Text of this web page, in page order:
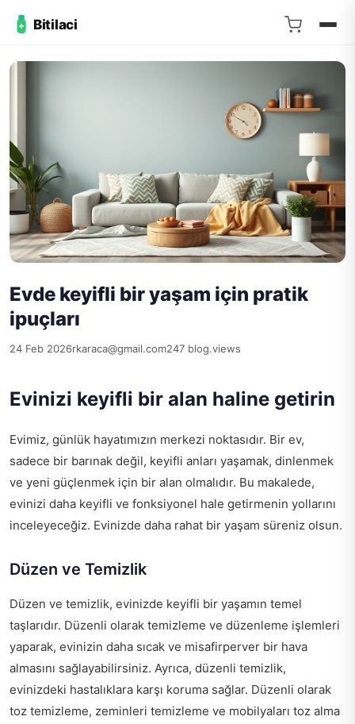
Bitilaci
Evde keyifli bir yaşam için pratik
ipuçları
24 Feb 2026rkaraca@gmail.com247 blog.views
Evinizi keyifli bir alan haline getirin
Evimiz, günlük hayatımızın merkezi noktasıdır. Bir ev,
sadece bir barınak değil, keyifli anları yaşamak, dinlenmek
ve yeni güçlenmek için bir alan olmalıdır. Bu makalede,
evinizi daha keyifli ve fonksiyonel hale getirmenin yollarını
inceleyeceğiz. Evinizde daha rahat bir yaşam süreniz olsun.
Düzen ve Temizlik
Düzen ve temizlik, evinizde keyifli bir yaşamın temel
taşlarıdır. Düzenli olarak temizleme ve düzenleme işlemleri
yaparak, evinizin daha sıcak ve misafirperver bir hava
almasını sağlayabilirsiniz. Ayrıca, düzenli temizlik,
evinizdeki hastalıklara karşı koruma sağlar. Düzenli olarak
toz temizleme, zeminleri temizleme ve mobilyaları toz alma